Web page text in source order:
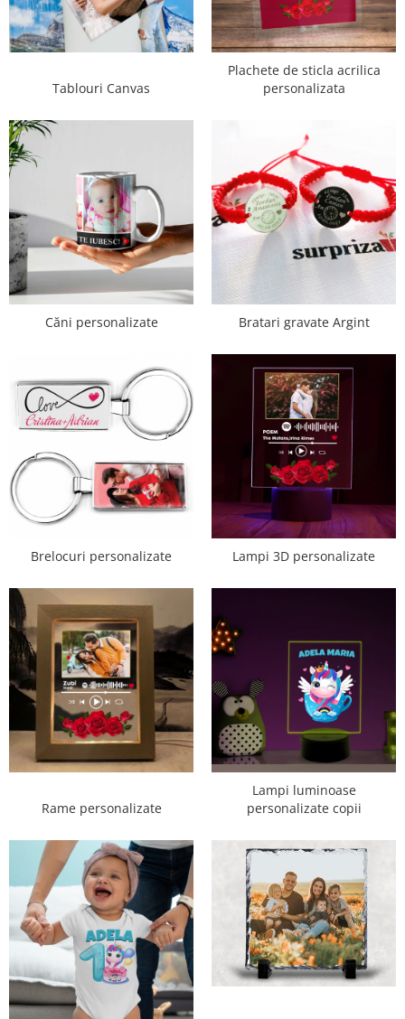
Tablouri Canvas
Plachete de sticla acrilica
personalizata
Căni personalizate Bratari gravate Argint
Brelocuri personalizate Lampi 3D personalizate
Rame personalizate
Lampi luminoase
personalizate copii